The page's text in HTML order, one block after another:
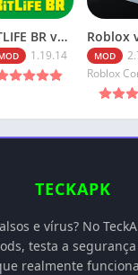
BITLIFE BR v1.19.14 MOD APK PREMIUM MEDIAFIRE 2026
1.19.14 MOD
TECKAPK
e vírus? No
testa a
realmente